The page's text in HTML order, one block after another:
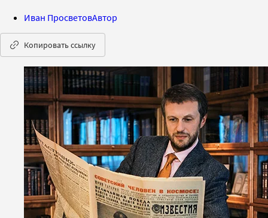
Иван ПросветовАвтор
Копировать ссылку